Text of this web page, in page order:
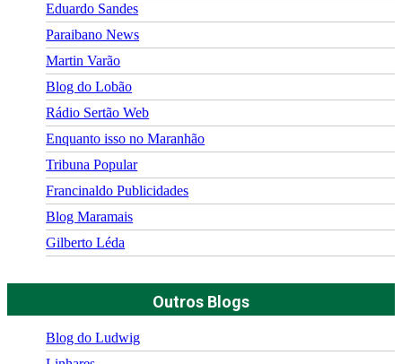
Eduardo Sandes
Paraibano News
Martin Varão
Blog do Lobão
Rádio Sertão Web
Enquanto isso no Maranhão
Tribuna Popular
Francinaldo Publicidades
Blog Maramais
Gilberto Léda
Outros Blogs
Blog do Ludwig